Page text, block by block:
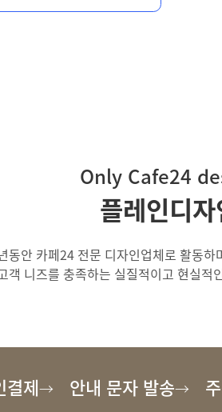
Only Cafe24
플레인디자
동안 카페24 전문 디자인업체로 활동하
객 니즈를 충족하는 실질적이고 현실적
결제 안내 문자 발송